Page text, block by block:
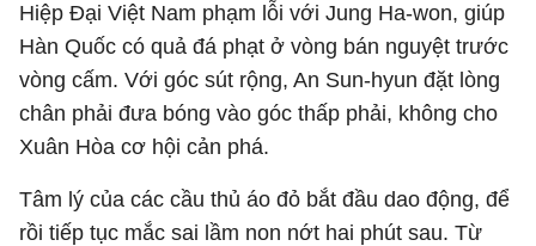
Hiệp Đại Việt Nam phạm lỗi với Jung Ha-won, giúp
Hàn Quốc có quả đá phạt ở vòng bán nguyệt trước
vòng cấm. Với góc sút rộng, An Sun-hyun đặt lòng
chân phải đưa bóng vào góc thấp phải, không cho
Xuân Hòa cơ hội cản phá.
Tâm lý của các cầu thủ áo đỏ bắt đầu dao động, để
rồi tiếp tục mắc sai lầm non nớt hai phút sau. Từ